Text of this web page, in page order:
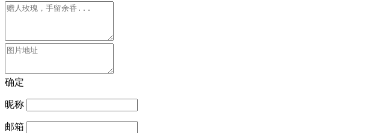
确定
昵称
邮箱